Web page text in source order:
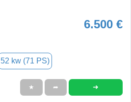
6.500 €
52 kw (71 PS)
★ ➦ ➜